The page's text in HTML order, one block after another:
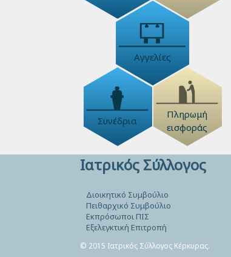
Αγγελίες
Συνέδρια
Πληρωμή
εισφοράς
Ιατρικός Σύλλογος
Διοικητικό Συμβούλιο
Πειθαρχικό Συμβούλιο
Εκπρόσωποι ΠΙΣ
Εξελεγκτική Επιτροπή
© 2015 Ιατρικός Σύλλογος Κέρκυρας.